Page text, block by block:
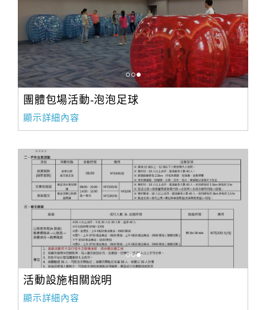
團體包場活動-泡泡足球
顯示詳細內容
活動設施相關說明
顯示詳細內容